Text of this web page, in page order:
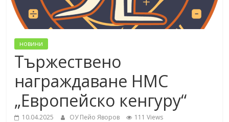
новини
Тържествено
награждаване НМС
„Европейско кенгуру“
10.04.2025 ОУ Пейо Яворов 111 Views